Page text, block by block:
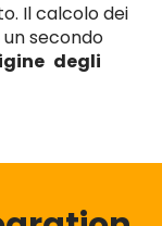
Il calcolo dei
secondo
degli